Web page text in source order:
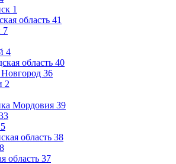
1
область 41
7
4
область 40
36
2
Мордовия 39
5
область 38
область 37